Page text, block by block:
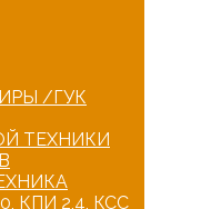
/ГУК
ТЕХНИКИ
КПИ 2,4, КСС